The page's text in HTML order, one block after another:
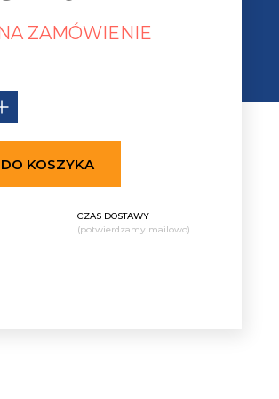
ZAMÓWIENIE
KOSZYKA
CZAS DOSTAWY
(potwierdzamy mailowo)